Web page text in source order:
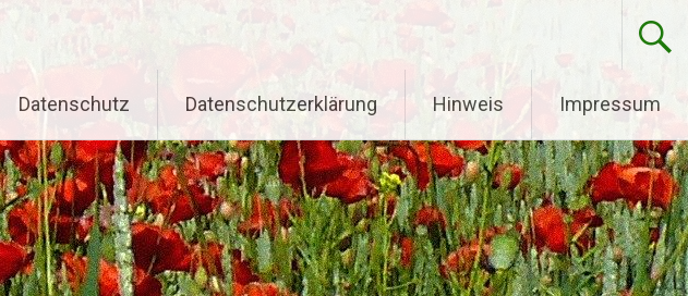
Datenschutz Datenschutzerklärung Hinweis Impressum